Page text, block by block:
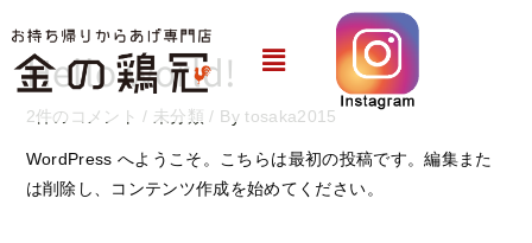
容
を
メ
ニ
ー
Hello world!
2件のコメント / 未分類 / Bytosaka2015
WordPress へようこそ。こちらは最初の投稿です。編集また
は削除し、コンテンツ作成を始めてください。
navigation